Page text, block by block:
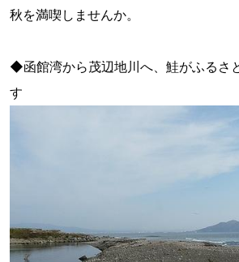
秋を満喫しませんか。
◆函館湾から茂辺地川へ、鮭がふるさ
す